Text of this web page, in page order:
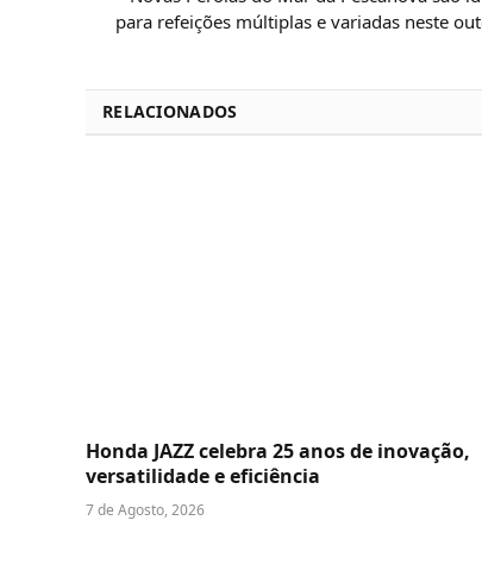
para refeições múltiplas e variadas neste
RELACIONADOS
Honda JAZZ celebra 25 anos de inovação,
versatilidade e eficiência
7 de Agosto, 2026